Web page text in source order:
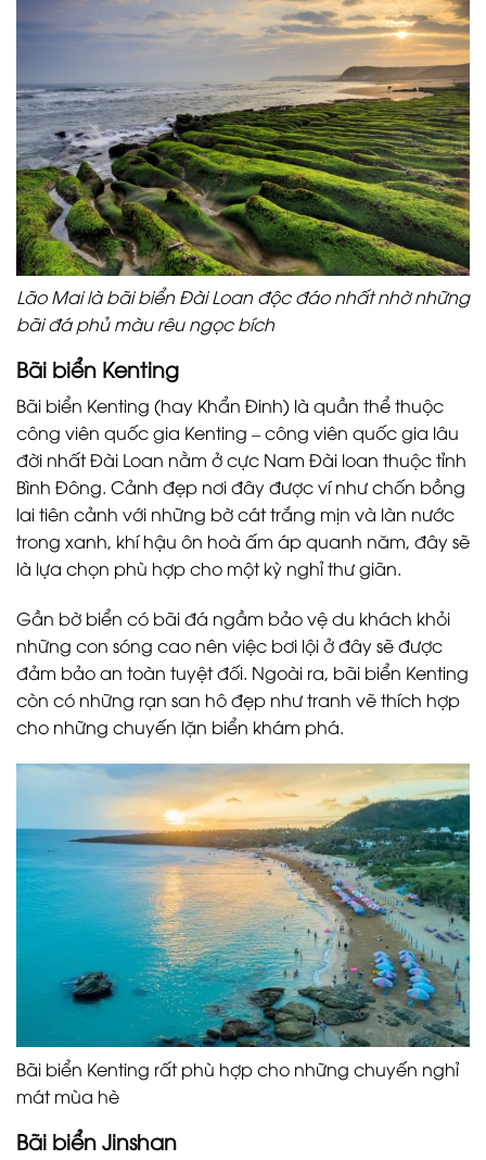
Lão Mai là bãi biển Đài Loan độc đáo nhất nhờ những
bãi đá phủ màu rêu ngọc bích
Bãi biển Kenting
Bãi biển Kenting (hay Khẩn Đinh) là quần thể thuộc
công viên quốc gia Kenting – công viên quốc gia lâu
đời nhất Đài Loan nằm ở cực Nam Đài loan thuộc tỉnh
Bình Đông. Cảnh đẹp nơi đây được ví như chốn bồng
lai tiên cảnh với những bờ cát trắng mịn và làn nước
trong xanh, khí hậu ôn hoà ấm áp quanh năm, đây sẽ
là lựa chọn phù hợp cho một kỳ nghỉ thư giãn.
Gần bờ biển có bãi đá ngầm bảo vệ du khách khỏi
những con sóng cao nên việc bơi lội ở đây sẽ được
đảm bảo an toàn tuyệt đối. Ngoài ra, bãi biển Kenting
còn có những rạn san hô đẹp như tranh vẽ thích hợp
cho những chuyến lặn biển khám phá.
Bãi biển Kenting rất phù hợp cho những chuyến nghỉ
mát mùa hè
Bãi biển Jinshan